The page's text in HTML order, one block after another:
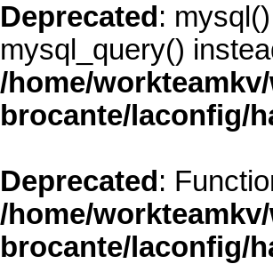
Deprecated :
mysql_query()
/home/
brocante/laconfig/
Deprecated :
/home/
brocante/laconfig/